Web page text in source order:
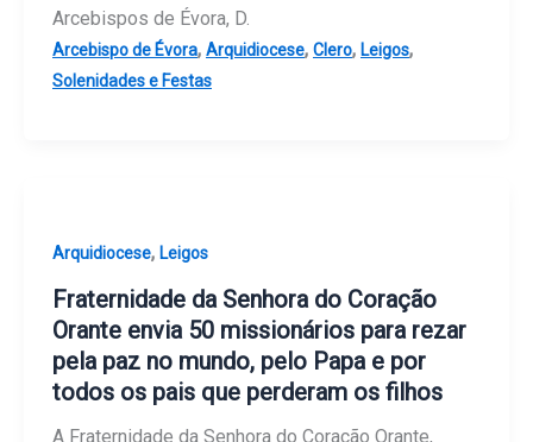
Arcebispos de Évora, D.
Arcebispo de Évora, Arquidiocese, Clero, Leigos,
Solenidades e Festas
Arquidiocese, Leigos
Fraternidade da Senhora do Coração
Orante envia 50 missionários para rezar
pela paz no mundo, pelo Papa e por
todos os pais que perderam os filhos
A Fraternidade da Senhora do Coração Orante,